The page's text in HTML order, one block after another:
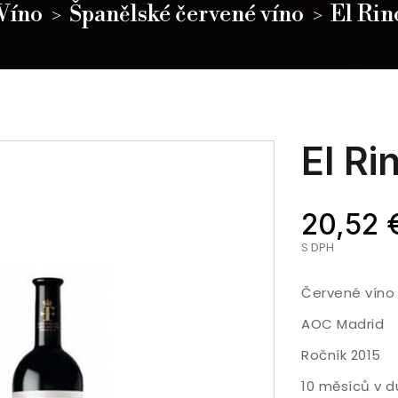
Španělské červené víno El
El
20,52
S DPH
Červené víno
AOC Madrid
Ročník 2015
10 měsíců v